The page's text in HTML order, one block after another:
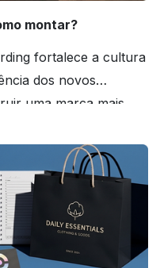
montar?
fortalece a cultura
dos novos
uma marca mais